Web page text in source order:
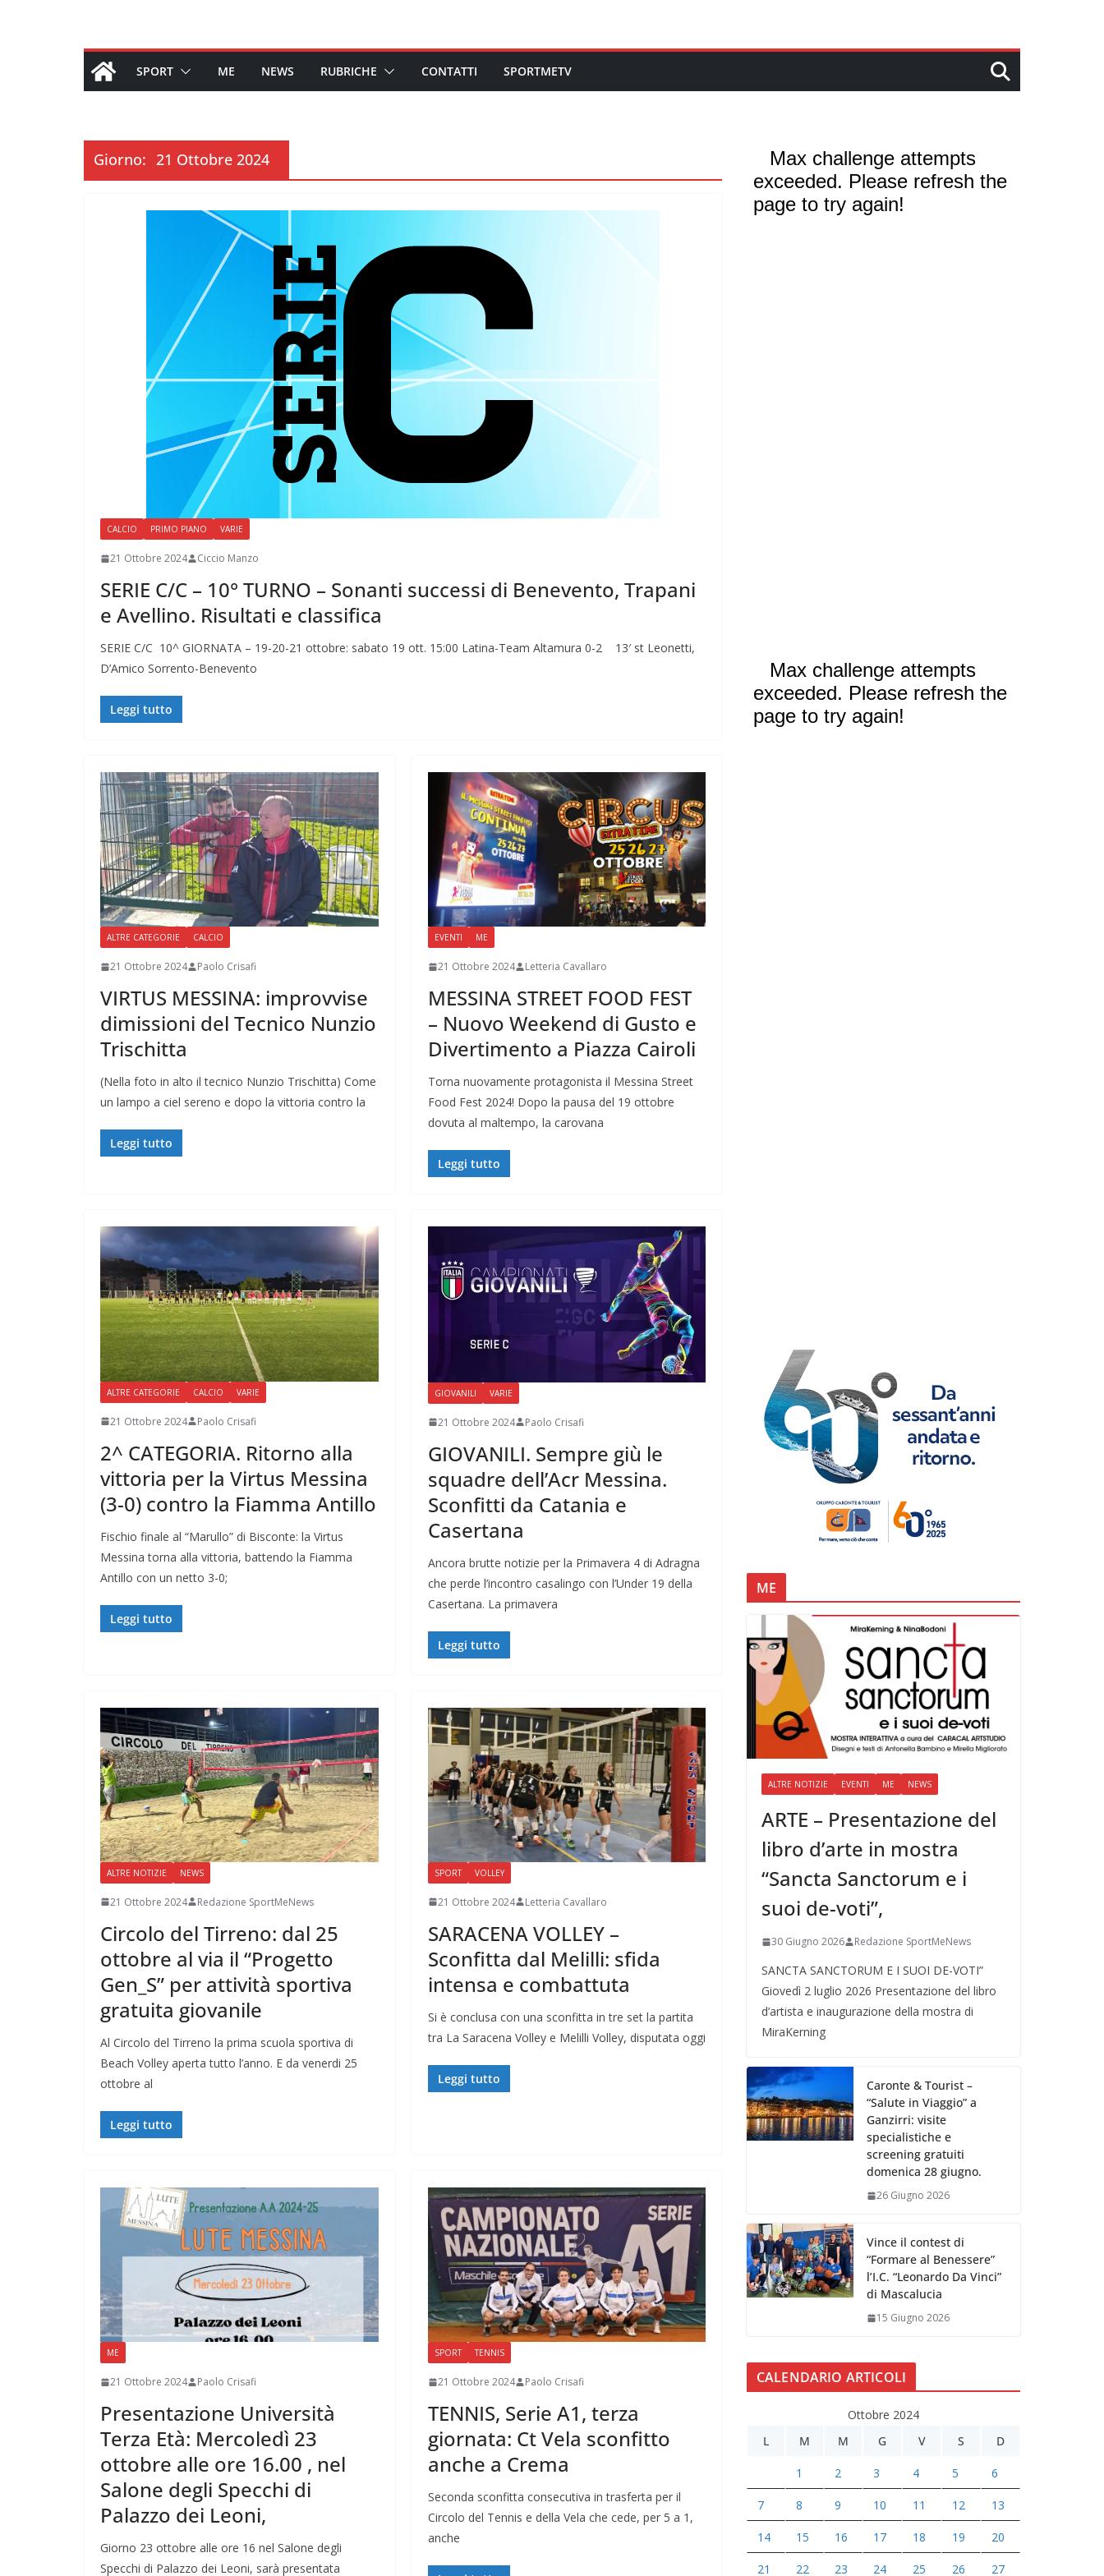
SPORT ME NEWS RUBRICHE CONTATTI SPORTMETV
Giorno: 21 Ottobre 2024
CALCIO PRIMO PIANO VARIE
21 Ottobre 2024 Ciccio Manzo
SERIE C/C – 10° TURNO – Sonanti successi di Benevento, Trapani
e Avellino. Risultati e classifica
SERIE C/C 10^ GIORNATA – 19-20-21 ottobre: sabato 19 ott. 15:00 Latina-Team Altamura 0-2 13′ st Leonetti,
D’Amico Sorrento-Benevento
Leggi tutto
ALTRE CATEGORIE CALCIO
21 Ottobre 2024 Paolo Crisafi
VIRTUS MESSINA: improvvise
dimissioni del Tecnico Nunzio
Trischitta
(Nella foto in alto il tecnico Nunzio Trischitta) Come
un lampo a ciel sereno e dopo la vittoria contro la
Leggi tutto
EVENTI ME
21 Ottobre 2024 Letteria Cavallaro
MESSINA STREET FOOD FEST
– Nuovo Weekend di Gusto e
Divertimento a Piazza Cairoli
Torna nuovamente protagonista il Messina Street
Food Fest 2024! Dopo la pausa del 19 ottobre
dovuta al maltempo, la carovana
Leggi tutto
ALTRE CATEGORIE CALCIO VARIE
21 Ottobre 2024 Paolo Crisafi
2^ CATEGORIA. Ritorno alla
vittoria per la Virtus Messina
(3-0) contro la Fiamma Antillo
Fischio finale al “Marullo” di Bisconte: la Virtus
Messina torna alla vittoria, battendo la Fiamma
Antillo con un netto 3-0;
Leggi tutto
GIOVANILI VARIE
21 Ottobre 2024 Paolo Crisafi
GIOVANILI. Sempre giù le
squadre dell’Acr Messina.
Sconfitti da Catania e
Casertana
Ancora brutte notizie per la Primavera 4 di Adragna
che perde l’incontro casalingo con l’Under 19 della
Casertana. La primavera
Leggi tutto
ALTRE NOTIZIE NEWS
21 Ottobre 2024 Redazione SportMeNews
Circolo del Tirreno: dal 25
ottobre al via il “Progetto
Gen_S” per attività sportiva
gratuita giovanile
Al Circolo del Tirreno la prima scuola sportiva di
Beach Volley aperta tutto l’anno. E da venerdi 25
ottobre al
Leggi tutto
SPORT VOLLEY
21 Ottobre 2024 Letteria Cavallaro
SARACENA VOLLEY –
Sconfitta dal Melilli: sfida
intensa e combattuta
Si è conclusa con una sconfitta in tre set la partita
tra La Saracena Volley e Melilli Volley, disputata oggi
Leggi tutto
ME
21 Ottobre 2024 Paolo Crisafi
Presentazione Università
Terza Età: Mercoledì 23
ottobre alle ore 16.00 , nel
Salone degli Specchi di
Palazzo dei Leoni,
Giorno 23 ottobre alle ore 16 nel Salone degli
Specchi di Palazzo dei Leoni, sarà presentata
SPORT TENNIS
21 Ottobre 2024 Paolo Crisafi
TENNIS, Serie A1, terza
giornata: Ct Vela sconfitto
anche a Crema
Seconda sconfitta consecutiva in trasferta per il
Circolo del Tennis e della Vela che cede, per 5 a 1,
anche
ME
ALTRE NOTIZIE EVENTI ME NEWS
ARTE – Presentazione del
libro d’arte in mostra
“Sancta Sanctorum e i
suoi de-voti”,
30 Giugno 2026 Redazione SportMeNews
SANCTA SANCTORUM E I SUOI DE-VOTI”
Giovedì 2 luglio 2026 Presentazione del libro
d’artista e inaugurazione della mostra di
MiraKerning
Caronte & Tourist –
“Salute in Viaggio” a
Ganzirri: visite
specialistiche e
screening gratuiti
domenica 28 giugno.
26 Giugno 2026
Vince il contest di
“Formare al Benessere”
l’I.C. “Leonardo Da Vinci”
di Mascalucia
15 Giugno 2026
CALENDARIO ARTICOLI
Ottobre 2024
L
M M G V S D
1 2 3 4 5 6
7 8 9 10 11 12 13
14 15 16 17 18 19 20
21 22 23 24 25 26 27